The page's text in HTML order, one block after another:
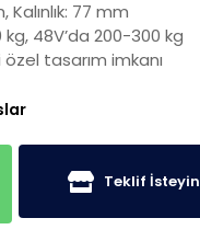
Kalınlık: 77 mm
48V’da 200-300 kg
tasarım imkanı
Teklif İsteyin